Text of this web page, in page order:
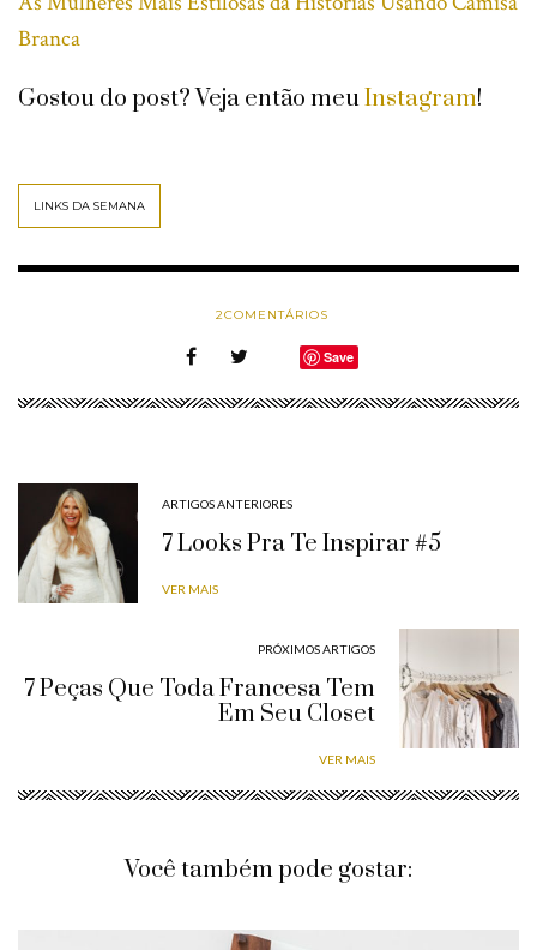
Branca
Gostou do post? Veja então meuInstagram!
LINKS DA SEMANA
2COMENTÁRIOS
Save
ARTIGOS ANTERIORES
7 Looks Pra Te Inspirar #5
VER MAIS
PRÓXIMOS ARTIGOS
7 Peças Que Toda Francesa Tem
Em Seu Closet
VER MAIS
Você também pode gostar: